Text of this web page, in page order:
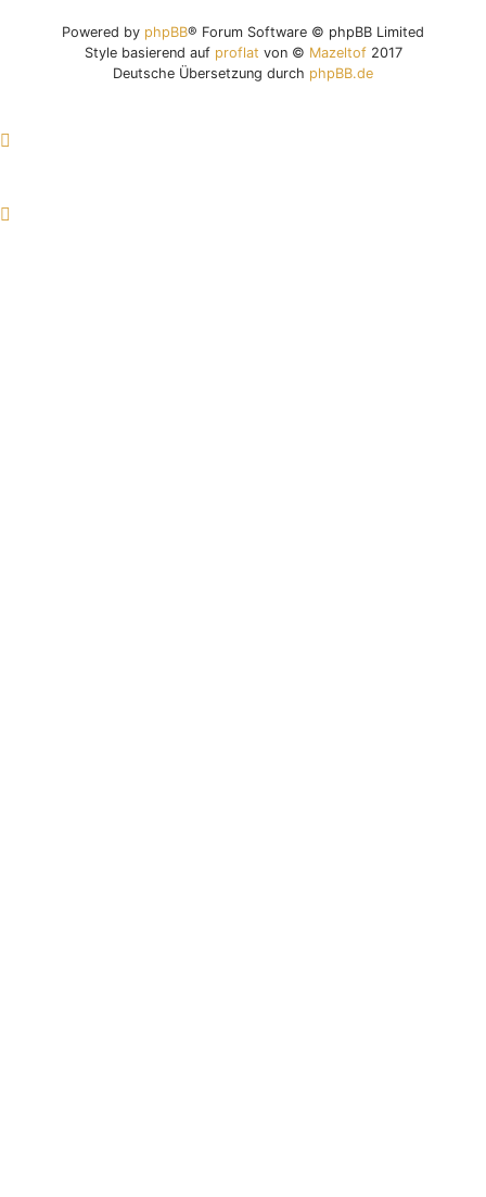
Powered by phpBB® Forum Software © phpBB Limited
Style basierend auf proflat von © Mazeltof2017
Deutsche Übersetzung durch phpBB.de